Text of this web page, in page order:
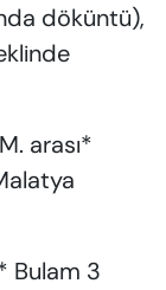
döküntü),
arası*
Bulam 3